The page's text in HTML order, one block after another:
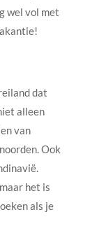
wel vol met
dat
alleen
van
Ook
het is
als je